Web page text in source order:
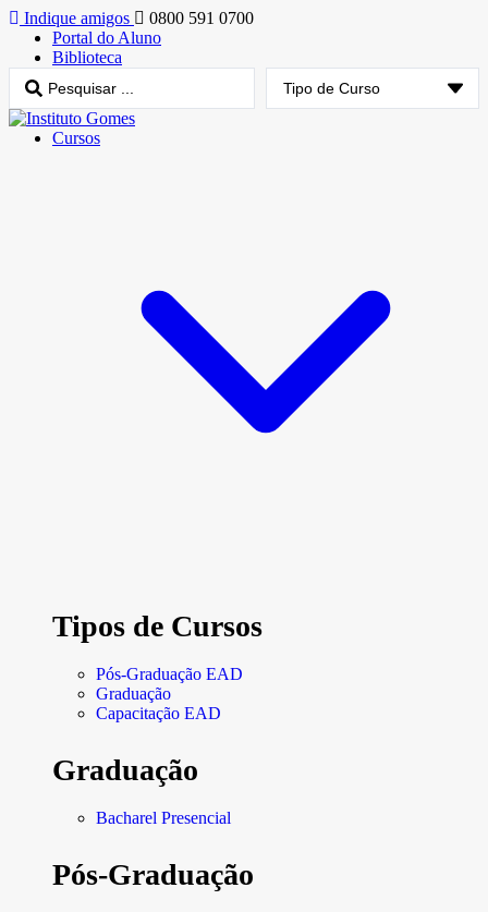
Indique amigos
0800 591 0700
Portal do Aluno
Biblioteca
Cursos
Tipos de Cursos
Pós-Graduação EAD
Graduação
Capacitação EAD
Graduação
Bacharel Presencial
Pós-Graduação